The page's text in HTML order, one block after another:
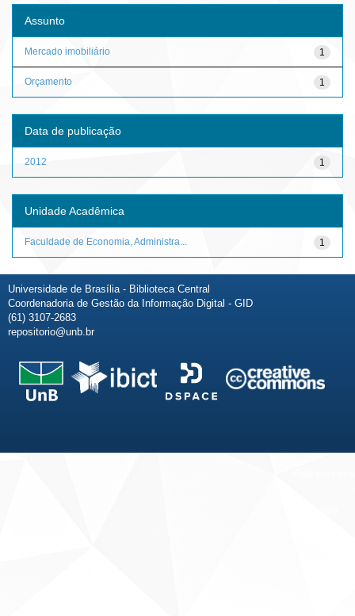
Assunto
1
Mercado imobiliário
1
Orçamento
Data de publicação
1
2012
Unidade Acadêmica
1
Faculdade de Economia, Administra...
Universidade de Brasília - Biblioteca Central
Coordenadoria de Gestão da Informação Digital - GID
(61) 3107-2683
repositorio@unb.br